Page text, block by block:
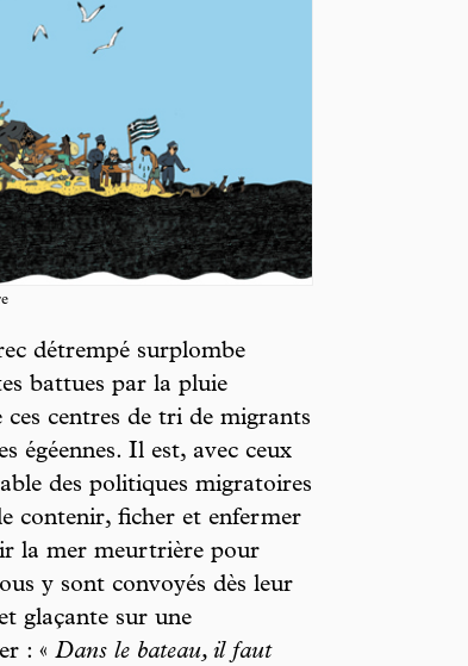
détrempé surplombe
battues par la pluie
ces centres de tri de migrants
égéennes. Il est, avec ceux
des politiques migratoires
contenir, ficher et enfermer
la mer meurtrière pour
y sont convoyés dès leur
glaçante sur une
: « Dans le bateau, il faut